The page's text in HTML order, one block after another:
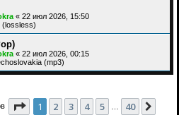
« 22 июл 2026, 15:50
(lossless)
« 22 июл 2026, 00:15
(mp3)
Страница из 40
1 2 3 4 5 40